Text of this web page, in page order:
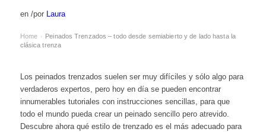
en /por Laura
Home › Peinados Trenzados – todo desde semiabierto y de lado hasta la
clásica trenza
Los peinados trenzados suelen ser muy difíciles y sólo algo para
verdaderos expertos, pero hoy en día se pueden encontrar
innumerables tutoriales con instrucciones sencillas, para que
todo el mundo pueda crear un peinado sencillo pero atrevido.
Descubre ahora qué estilo de trenzado es el más adecuado para